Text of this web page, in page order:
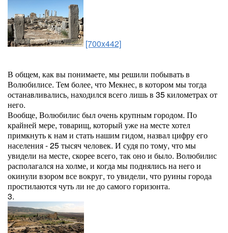
[700x442]
В общем, как вы понимаете, мы решили побывать в
Волюбилисе. Тем более, что Мекнес, в котором мы тогда
останавливались, находился всего лишь в 35 километрах от
него.
Вообще, Волюбилис был очень крупным городом. По
крайней мере, товарищ, который уже на месте хотел
примкнуть к нам и стать нашим гидом, назвал цифру его
населения - 25 тысяч человек. И судя по тому, что мы
увидели на месте, скорее всего, так оно и было. Волюбилис
располагался на холме, и когда мы поднялись на него и
окинули взором все вокруг, то увидели, что руины города
простилаются чуть ли не до самого горизонта.
3.